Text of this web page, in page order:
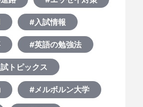
HOME
#入試情報
#英語の勉強法
トピックス
#メルボルン大学